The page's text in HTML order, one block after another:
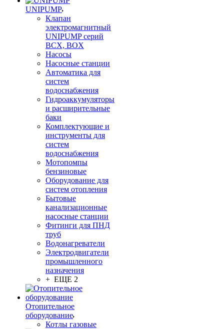
UNIPUMP
Клапан
электромагнитный
UNIPUMP серий
BCX, BOX
Насосы
Насосные станции
Автоматика для
систем
водоснабжения
Гидроаккумуляторы
и расширительные
баки
Комплектующие и
инструменты для
систем
водоснабжения
Мотопомпы
бензиновые
Оборудование для
систем отопления
Бытовые
канализационные
насосные станции
Фитинги для ПНД
труб
Водонагреватели
Электродвигатели
промышленного
назначения
+ ЕЩЕ 2
Отопительное
оборудование
Котлы газовые